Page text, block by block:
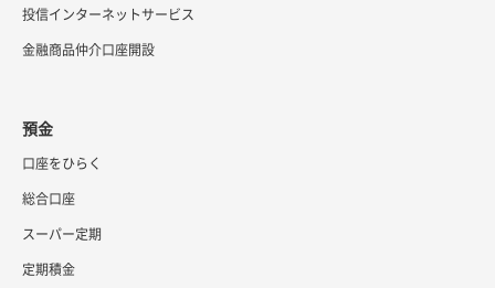
投信インターネットサービス
金融商品仲介口座開設
預金
口座をひらく
総合口座
スーパー定期
定期積金